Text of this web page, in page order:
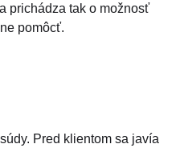
prichádza tak o možnosť
pomôcť.
Pred klientom sa javía